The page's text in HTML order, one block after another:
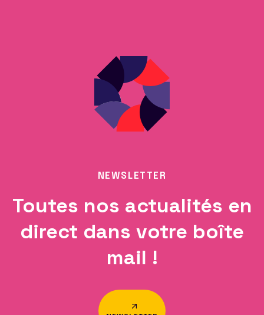
NEWSLETTER
Toutes nos actualités en
direct dans votre boîte
mail !